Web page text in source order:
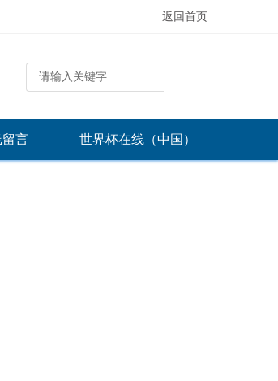
返回首页
言 世界杯在线（中国）